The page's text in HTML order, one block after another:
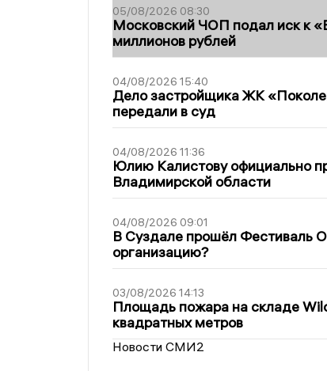
05/08/2026 08:30
Московский ЧОП подал иск к
миллионов рублей
04/08/2026 15:40
Дело застройщика ЖК
передали в суд
04/08/2026 11:36
Юлию Калистову официально
Владимирской области
04/08/2026 09:01
В Суздале прошёл Фестиваль
организацию?
03/08/2026 14:13
Площадь пожара на складе
квадратных метров
Новости СМИ2